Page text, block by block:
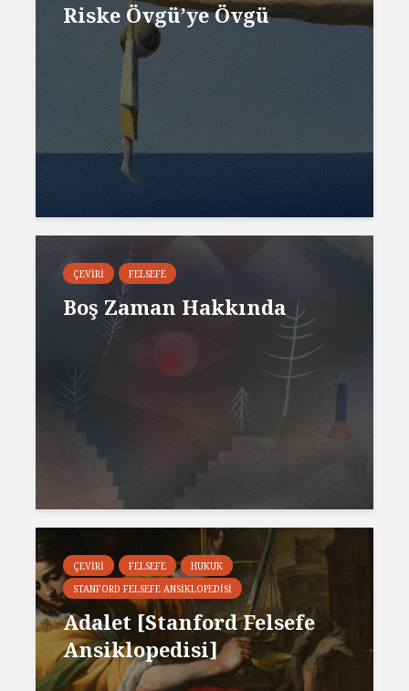
Riske Övgü’ye Övgü
ÇEVIRI FELSEFE
Boş Zaman Hakkında
ÇEVIRI FELSEFE
HUKUK
STANFORD FELSEFE ANSIKLOPEDISI
Adalet [Stanford Felsefe
Ansiklopedisi]